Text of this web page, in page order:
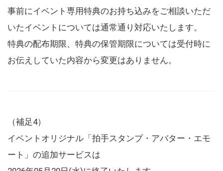
事前にイベント専用特典のお持ち込みをご相談いただ
いたイベントについては通常通り対応いたします。
特典の配布期限、特典の保管期限については受付時に
お伝えしていた内容から変更はありません。
（補足4）
イベントオリジナル「拍手スタンプ・アバター・エモ
ート」の追加サービスは